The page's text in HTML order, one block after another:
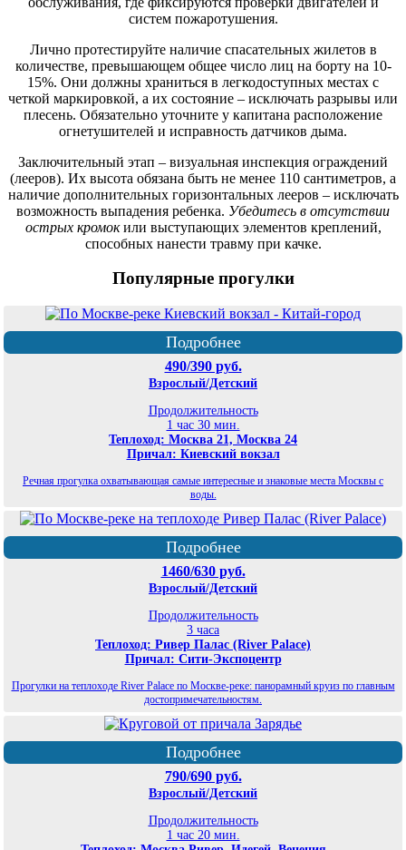
систем пожаротушения.
Лично протестируйте наличие спасательных жилетов в
количестве, превышающем общее число лиц на борту на 10-
15%. Они должны храниться в легкодоступных местах с
четкой маркировкой, а их состояние – исключать разрывы или
плесень. Обязательно уточните у капитана расположение
огнетушителей и исправность датчиков дыма.
Заключительный этап – визуальная инспекция ограждений
(лееров). Их высота обязана быть не менее 110 сантиметров, а
наличие дополнительных горизонтальных лееров – исключать
возможность выпадения ребенка. Убедитесь в отсутствии
острых кромокили выступающих элементов креплений,
способных нанести травму при качке.
Популярные прогулки
Подробнее
490/390 руб.
Взрослый/Детский
Продолжительность
1 час 30 мин.
Теплоход: Москва 21, Москва 24
Причал: Киевский вокзал
Речная прогулка охватывающая самые интересные и знаковые места Москвы с
воды.
Подробнее
1460/630 руб.
Взрослый/Детский
Продолжительность
3 часа
Теплоход: Ривер Палас (River Palace)
Причал: Сити-Экспоцентр
Прогулки на теплоходе River Palace по Москве-реке: панорамный круиз по главным
достопримечательностям.
Подробнее
790/690 руб.
Взрослый/Детский
Продолжительность
1 час 20 мин.